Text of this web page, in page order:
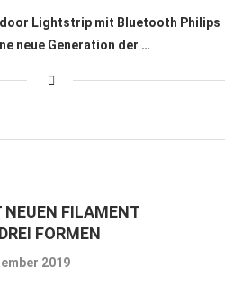
Lightstrip mit Bluetooth Philips
neue Generation der …
FILAMENT
FORMEN
2019